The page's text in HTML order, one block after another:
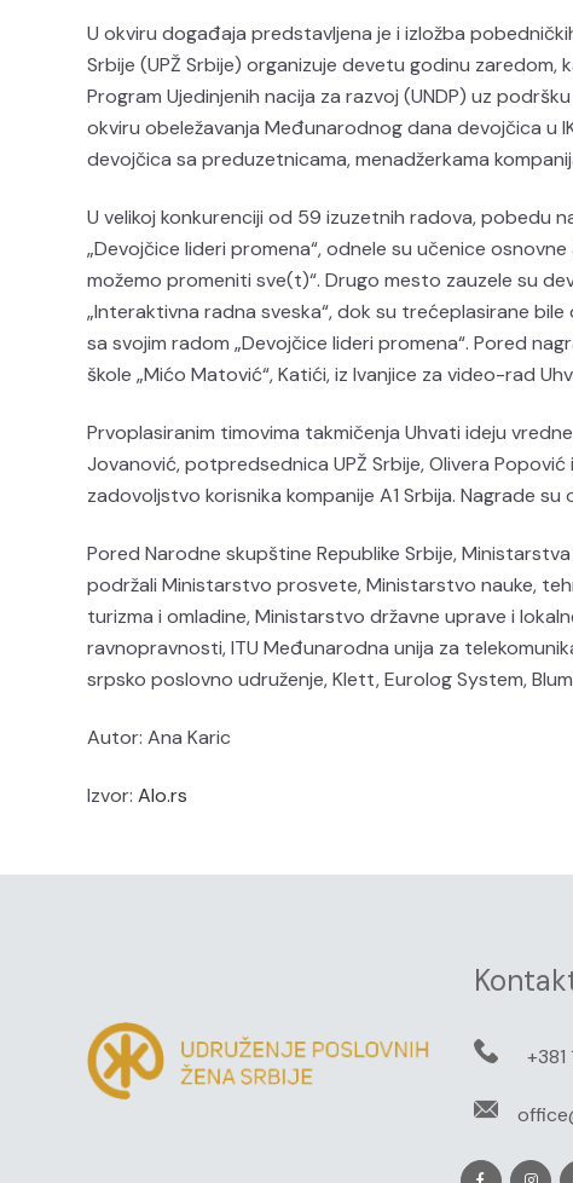
U okviru događaja predstavljena je i izložba
Srbije (UPŽ Srbije) organizuje devetu godinu zaredom,
Program Ujedinjenih nacija za razvoj (UNDP) uz
okviru obeležavanja Međunarodnog dana devojčica u
devojčica sa preduzetnicama, menadžerkama
U velikoj konkurenciji od 59 izuzetnih radova, pobedu
„Devojčice lideri promena“, odnele su učenice
možemo promeniti sve(t)“. Drugo mesto zauzele su
„Interaktivna radna sveska“, dok su trećeplasirane
sa svojim radom „Devojčice lideri promena“. Pored
škole „Mićo Matović“, Katići, iz Ivanjice za video-rad
Prvoplasiranim timovima takmičenja Uhvati ideju
Jovanović, potpredsednica UPŽ Srbije, Olivera
zadovoljstvo korisnika kompanije A1 Srbija. Nagrade
Pored Narodne skupštine Republike Srbije,
podržali Ministarstvo prosvete, Ministarstvo nauke,
turizma i omladine, Ministarstvo državne uprave i
ravnopravnosti, ITU Međunarodna unija za
srpsko poslovno udruženje, Klett, Eurolog System,
Autor: Ana Karic
Izvor: Alo.rs
+381